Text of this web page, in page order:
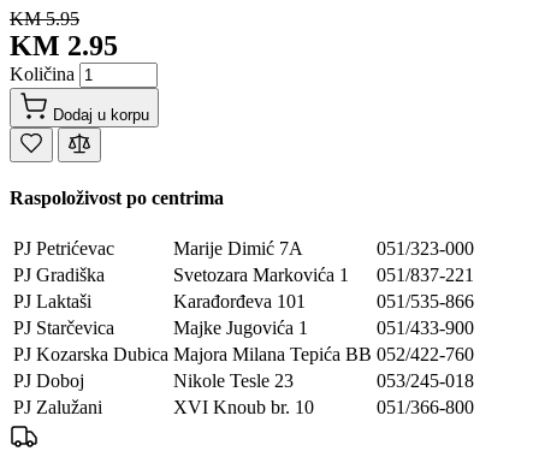
KM 5.95
KM 2.95
Količina
Dodaj u korpu
Raspoloživost po centrima
PJ Petrićevac Marije Dimić 7A
051/323-000
PJ Gradiška
Svetozara Markovića 1
051/837-221
PJ Laktaši
Karađorđeva 101
051/535-866
PJ Starčevica
Majke Jugovića 1
051/433-900
PJ Kozarska Dubica Majora Milana Tepića BB 052/422-760
PJ Doboj
Nikole Tesle 23
053/245-018
PJ Zalužani
XVI Knoub br. 10 051/366-800